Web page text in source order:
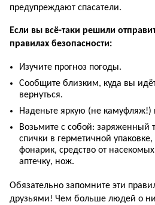
предупреждают спасатели.
Если вы всё-таки решили
правилах безопасности:
Изучите прогноз погоды.
Сообщите близким, куда вы
вернуться.
Наденьте яркую (не
Возьмите с собой: заряженный
спички в герметичной упаковке,
фонарик, средство от
аптечку, нож.
Обязательно запомните эти
друзьями! Чем больше людей о